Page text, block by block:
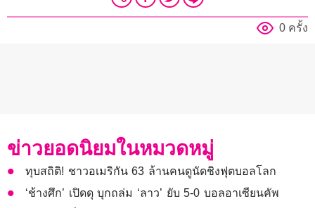
0 ครั้ง
ข่าวยอดนิยมในหมวดหมู่
ทุบสถิติ! ชาวอเมริกัน 63 ล้านคนดูนัดชิงฟุตบอลโลก
‘ช้างศึก’ เปิดดุ บุกถล่ม ‘ลาว’ ยับ 5-0 บอลอาเซียนคัพ